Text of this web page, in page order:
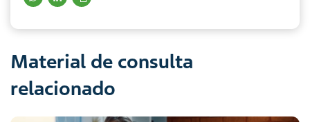
Material de consulta
relacionado